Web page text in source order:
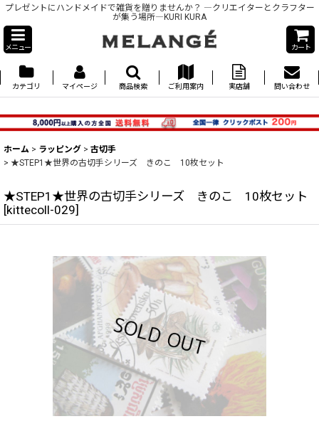
プレゼントにハンドメイドで雑貨を贈りませんか？ ―クリエイターとクラフター
が集う場所―KURI KURA
メニュー カート
カテゴリ マイページ 商品検索 ご利用案内 実店舗 問い合わせ
ホーム > ラッピング > 古切手
> ★STEP1★世界の古切手シリーズ きのこ 10枚セット
★STEP1★世界の古切手シリーズ きのこ 10枚セット
[kittecoll-029]